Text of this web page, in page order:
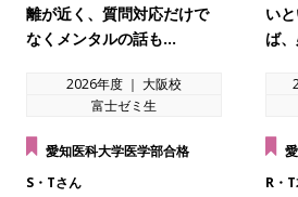
離が近く、質問対応だけで
なくメンタルの話も…
2026年度 ｜ 大阪校
富士ゼミ生
愛知医科大学医学部合格
S・Tさん
い
ば
R・